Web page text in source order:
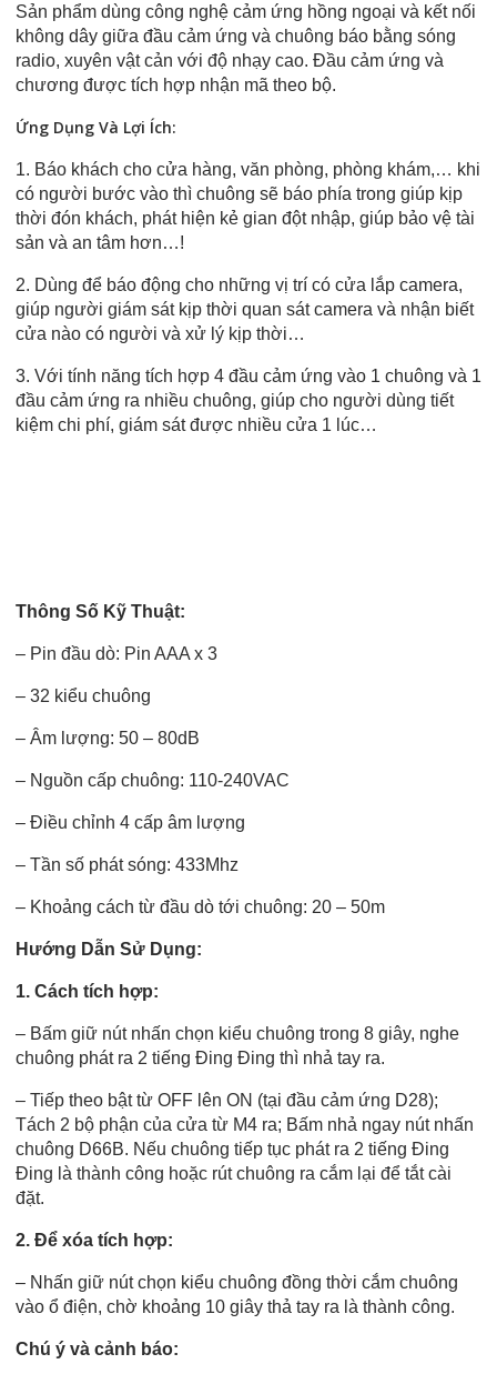
Sản phẩm dùng công nghệ cảm ứng hồng ngoại và kết nối
không dây giữa đầu cảm ứng và chuông báo bằng sóng
radio, xuyên vật cản với độ nhạy cao. Đầu cảm ứng và
chương được tích hợp nhận mã theo bộ.
Ứng Dụng Và Lợi Ích:
1. Báo khách cho cửa hàng, văn phòng, phòng khám,… khi
có người bước vào thì chuông sẽ báo phía trong giúp kịp
thời đón khách, phát hiện kẻ gian đột nhập, giúp bảo vệ tài
sản và an tâm hơn…!
2. Dùng để báo động cho những vị trí có cửa lắp camera,
giúp người giám sát kịp thời quan sát camera và nhận biết
cửa nào có người và xử lý kịp thời…
3. Với tính năng tích hợp 4 đầu cảm ứng vào 1 chuông và 1
đầu cảm ứng ra nhiều chuông, giúp cho người dùng tiết
kiệm chi phí, giám sát được nhiều cửa 1 lúc…
Thông Số Kỹ Thuật:
– Pin đầu dò: Pin AAA x 3
– 32 kiểu chuông
– Âm lượng: 50 – 80dB
– Nguồn cấp chuông: 110-240VAC
– Điều chỉnh 4 cấp âm lượng
– Tần số phát sóng: 433Mhz
– Khoảng cách từ đầu dò tới chuông: 20 – 50m
Hướng Dẫn Sử Dụng:
1. Cách tích hợp:
– Bấm giữ nút nhấn chọn kiểu chuông trong 8 giây, nghe
chuông phát ra 2 tiếng Đing Đing thì nhả tay ra.
– Tiếp theo bật từ OFF lên ON (tại đầu cảm ứng D28);
Tách 2 bộ phận của cửa từ M4 ra; Bấm nhả ngay nút nhấn
chuông D66B. Nếu chuông tiếp tục phát ra 2 tiếng Đing
Đing là thành công hoặc rút chuông ra cắm lại để tắt cài
đặt.
2. Để xóa tích hợp:
– Nhấn giữ nút chọn kiểu chuông đồng thời cắm chuông
vào ổ điện, chờ khoảng 10 giây thả tay ra là thành công.
Chú ý và cảnh báo: